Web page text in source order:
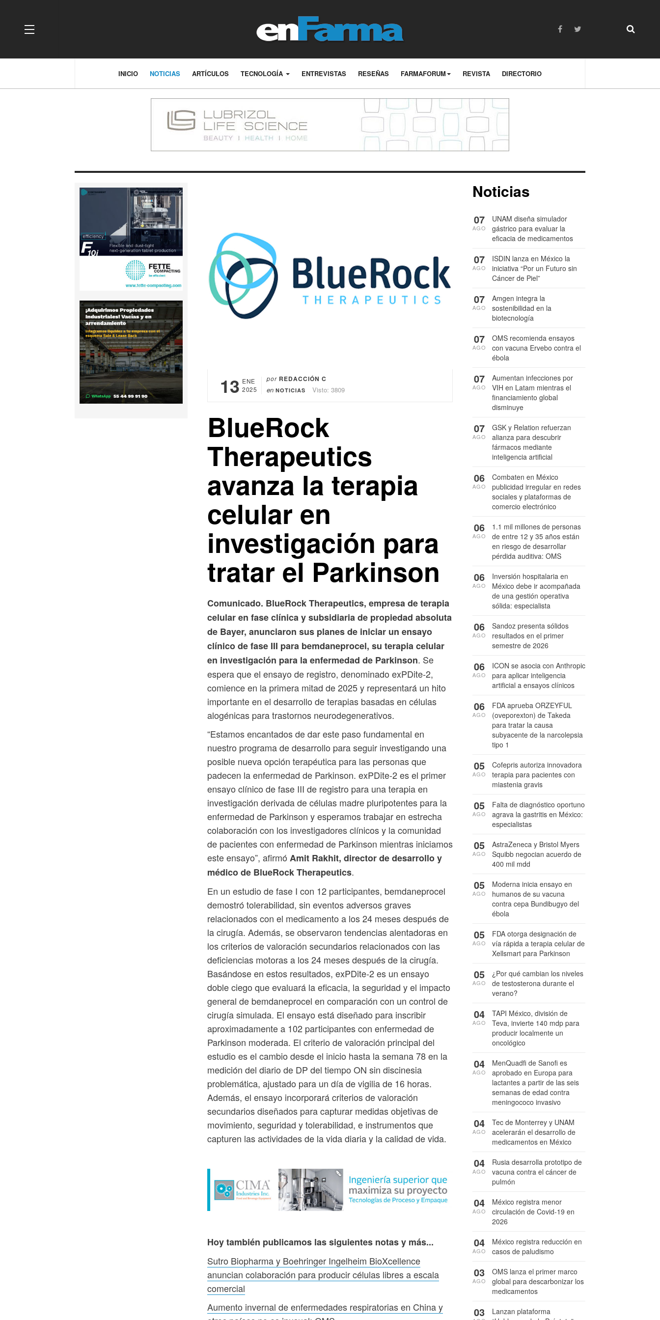
OFF CANVAS
INICIO NOTICIAS ARTÍCULOS TECNOLOGÍA ENTREVISTAS RESEÑAS FARMAFORUM REVISTA DIRECTORIO
13 ENE
2025
por REDACCIÓN C
en NOTICIAS Visto: 3809
BlueRock
Therapeutics
avanza la terapia
celular en
investigación para
tratar el Parkinson
Comunicado. BlueRock Therapeutics, empresa de terapia
celular en fase clínica y subsidiaria de propiedad absoluta
de Bayer, anunciaron sus planes de iniciar un ensayo
clínico de fase III para bemdaneprocel, su terapia celular
en investigación para la enfermedad de Parkinson. Se
espera que el ensayo de registro, denominado exPDite-2,
comience en la primera mitad de 2025 y representará un hito
importante en el desarrollo de terapias basadas en células
alogénicas para trastornos neurodegenerativos.
“Estamos encantados de dar este paso fundamental en
nuestro programa de desarrollo para seguir investigando una
posible nueva opción terapéutica para las personas que
padecen la enfermedad de Parkinson. exPDite-2 es el primer
ensayo clínico de fase III de registro para una terapia en
investigación derivada de células madre pluripotentes para la
enfermedad de Parkinson y esperamos trabajar en estrecha
colaboración con los investigadores clínicos y la comunidad
de pacientes con enfermedad de Parkinson mientras iniciamos
este ensayo”, afirmó Amit Rakhit, director de desarrollo y
médico de BlueRock Therapeutics.
En un estudio de fase I con 12 participantes, bemdaneprocel
demostró tolerabilidad, sin eventos adversos graves
relacionados con el medicamento a los 24 meses después de
la cirugía. Además, se observaron tendencias alentadoras en
los criterios de valoración secundarios relacionados con las
deficiencias motoras a los 24 meses después de la cirugía.
Basándose en estos resultados, exPDite-2 es un ensayo
doble ciego que evaluará la eficacia, la seguridad y el impacto
general de bemdaneprocel en comparación con un control de
cirugía simulada. El ensayo está diseñado para inscribir
aproximadamente a 102 participantes con enfermedad de
Parkinson moderada. El criterio de valoración principal del
estudio es el cambio desde el inicio hasta la semana 78 en la
medición del diario de DP del tiempo ON sin discinesia
problemática, ajustado para un día de vigilia de 16 horas.
Además, el ensayo incorporará criterios de valoración
secundarios diseñados para capturar medidas objetivas de
movimiento, seguridad y tolerabilidad, e instrumentos que
capturen las actividades de la vida diaria y la calidad de vida.
Hoy también publicamos las siguientes notas y más...
Sutro Biopharma y Boehringer Ingelheim BioXcellence
anuncian colaboración para producir células libres a escala
comercial
Aumento invernal de enfermedades respiratorias en China y
Noticias
UNAM diseña simulador
gástrico para evaluar la
eficacia de medicamentos
07
AGO
ISDIN lanza en México la
iniciativa “Por un Futuro sin
Cáncer de Piel”
07
AGO
Amgen integra la
sostenibilidad en la
biotecnología
07
AGO
OMS recomienda ensayos
con vacuna Ervebo contra el
ébola
07
AGO
Aumentan infecciones por
VIH en Latam mientras el
financiamiento global
disminuye
07
AGO
GSK y Relation refuerzan
alianza para descubrir
fármacos mediante
inteligencia artificial
07
AGO
Combaten en México
publicidad irregular en redes
sociales y plataformas de
comercio electrónico
06
AGO
1.1 mil millones de personas
de entre 12 y 35 años están
en riesgo de desarrollar
pérdida auditiva: OMS
06
AGO
Inversión hospitalaria en
México debe ir acompañada
de una gestión operativa
sólida: especialista
06
AGO
Sandoz presenta sólidos
resultados en el primer
semestre de 2026
06
AGO
ICON se asocia con Anthropic
para aplicar inteligencia
artificial a ensayos clínicos
06
AGO
FDA aprueba ORZEYFUL
(oveporexton) de Takeda
para tratar la causa
subyacente de la narcolepsia
tipo 1
06
AGO
Cofepris autoriza innovadora
terapia para pacientes con
miastenia gravis
05
AGO
Falta de diagnóstico oportuno
agrava la gastritis en México:
especialistas
05
AGO
AstraZeneca y Bristol Myers
Squibb negocian acuerdo de
400 mil mdd
05
AGO
Moderna inicia ensayo en
humanos de su vacuna
contra cepa Bundibugyo del
ébola
05
AGO
FDA otorga designación de
vía rápida a terapia celular de
Xellsmart para Parkinson
05
AGO
¿Por qué cambian los niveles
de testosterona durante el
verano?
05
AGO
TAPI México, división de
Teva, invierte 140 mdp para
producir localmente un
oncológico
04
AGO
MenQuadfi de Sanofi es
aprobado en Europa para
lactantes a partir de las seis
semanas de edad contra
meningococo invasivo
04
AGO
Tec de Monterrey y UNAM
acelerarán el desarrollo de
medicamentos en México
04
AGO
Rusia desarrolla prototipo de
vacuna contra el cáncer de
pulmón
04
AGO
México registra menor
circulación de Covid-19 en
2026
04
AGO
México registra reducción en
casos de paludismo
04
AGO
OMS lanza el primer marco
global para descarbonizar los
medicamentos
03
AGO
Lanzan plataforma
03